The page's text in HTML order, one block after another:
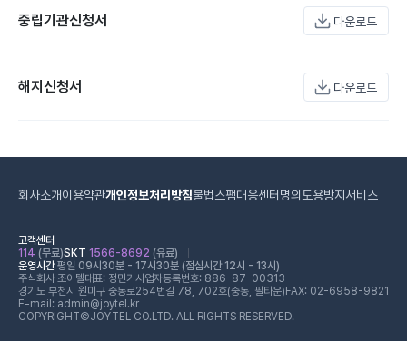
중립기관신청서 다운로드
해지신청서 다운로드
회사소개이용약관개인정보처리방침불법스팸대응센터 명의도용방지서비스
고객센터
114 (무료)SKT 1566-8692 (유료)
운영시간평일 09시30분 - 17시30분 (점심시간 12시 - 13시)
주식회사 조이텔대표: 정민기 사업자등록번호: 886-87-00313
경기도 부천시 원미구 중동로254번길 78, 702호(중동, 필타운) FAX: 02-6958-9821
E-mail: admin@joytel.kr
COPYRIGHT©JOYTEL CO.LTD. ALL RIGHTS RESERVED.